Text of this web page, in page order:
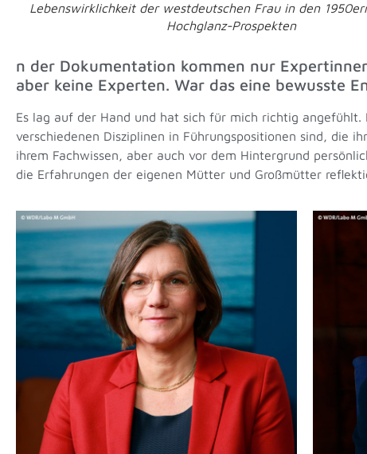
Lebenswirklichkeit der westdeutschen Frau in den
Hochglanz-Prospekten
n der Dokumentation kommen nur
aber keine Experten. War das eine bewusste
Es lag auf der Hand und hat sich für mich richtig
verschiedenen Disziplinen in Führungspositionen sind, die
ihrem Fachwissen, aber auch vor dem Hintergrund
die Erfahrungen der eigenen Mütter und Großmütter